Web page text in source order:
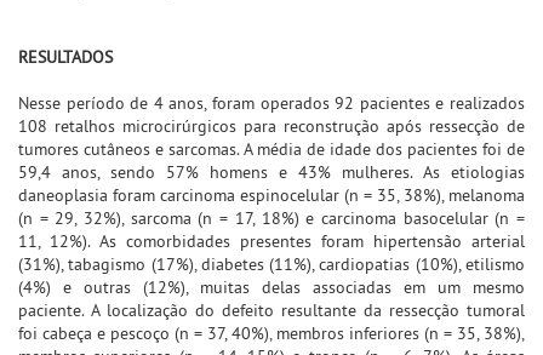
RESULTADOS
Nesse período de 4 anos, foram operados 92 pacientes e realizados
108 retalhos microcirúrgicos para reconstrução após ressecção de
tumores cutâneos e sarcomas. A média de idade dos pacientes foi de
59,4 anos, sendo 57% homens e 43% mulheres. As etiologias
daneoplasia foram carcinoma espinocelular (n = 35, 38%), melanoma
(n = 29, 32%), sarcoma (n = 17, 18%) e carcinoma basocelular (n =
11, 12%). As comorbidades presentes foram hipertensão arterial
(31%), tabagismo (17%), diabetes (11%), cardiopatias (10%), etilismo
(4%) e outras (12%), muitas delas associadas em um mesmo
paciente. A localização do defeito resultante da ressecção tumoral
foi cabeça e pescoço (n = 37, 40%), membros inferiores (n = 35, 38%),